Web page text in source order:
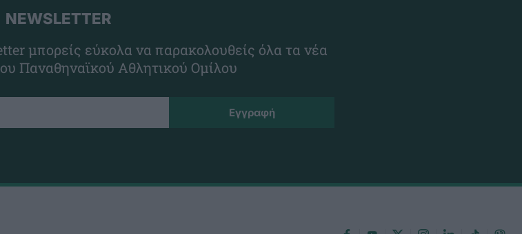
NEWSLETTER
μπορείς εύκολα να παρακολουθείς όλα τα νέα
Παναθηναϊκού Αθλητικού Ομίλου